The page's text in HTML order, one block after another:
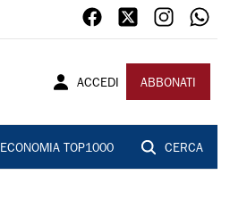
ACCEDI ABBONATI
ECONOMIA TOP1000 CERCA